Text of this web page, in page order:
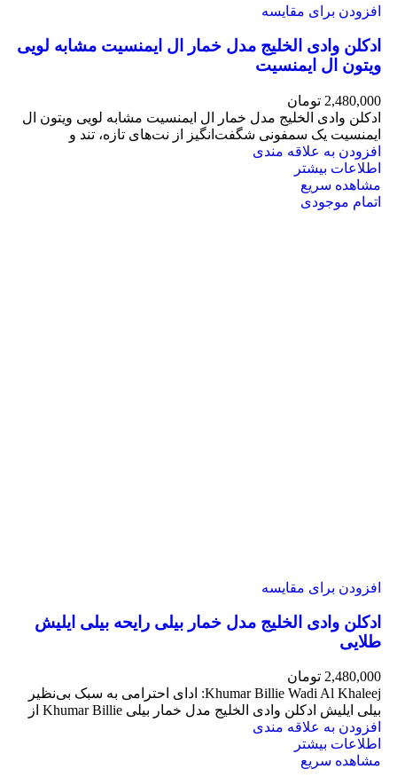
افزودن برای مقایسه
ادکلن وادی الخلیج مدل خمار ال ایمنسیت مشابه لویی
ویتون ال ایمنسیت
2,480,000 تومان
ادکلن وادی الخلیج مدل خمار ال ایمنسیت مشابه لویی ویتون ال
ایمنسیت یک سمفونی شگفت‌انگیز از نت‌های تازه، تند و
افزودن به علاقه مندی
اطلاعات بیشتر
مشاهده سریع
اتمام موجودی
افزودن برای مقایسه
ادکلن وادی الخلیج مدل خمار بیلی رایحه بیلی ایلیش
طلایی
2,480,000 تومان
Khumar Billie Wadi Al Khaleej: ادای احترامی به سبک بی‌نظیر
بیلی ایلیش ادکلن وادی الخلیج مدل خمار بیلی Khumar Billie از
افزودن به علاقه مندی
اطلاعات بیشتر
مشاهده سریع